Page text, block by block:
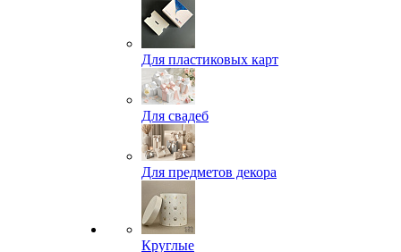
Для пластиковых карт
Для свадеб
Для предметов декора
Круглые